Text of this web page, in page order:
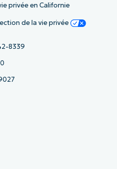
privée en Californie
de la vie privée
8339